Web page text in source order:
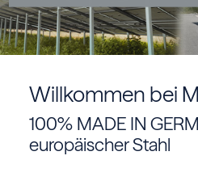
Willkommen bei
100% MADE IN
europäischer Stahl